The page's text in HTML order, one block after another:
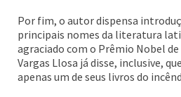
Por fim, o autor dispensa
principais nomes da literatura
agraciado com o Prêmio Nobel
Vargas Llosa já disse, inclusive,
apenas um de seus livros do